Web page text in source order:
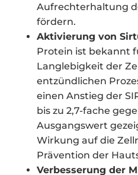
Aufrechterhaltung
fördern.
Aktivierung von
Protein ist bekannt
Langlebigkeit der
entzündlichen
einen Anstieg der
bis zu 2,7-fache
Ausgangswert
Wirkung auf die
Prävention der
Verbesserung der